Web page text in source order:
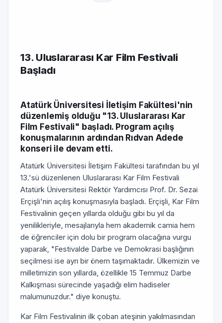
13. Uluslararası Kar Film Festivali
Başladı
Atatürk Üniversitesi İletişim Fakültesi'nin
düzenlemiş olduğu "13. Uluslararası Kar
Film Festivali" başladı. Program açılış
konuşmalarının ardından Rıdvan Adede
konseri ile devam etti.
Atatürk Üniversitesi İletişim Fakültesi tarafından bu yıl
13.'sü düzenlenen Uluslararası Kar Film Festivali
Atatürk Üniversitesi Rektör Yardımcısı Prof. Dr. Sezai
Erçişli'nin açılış konuşmasıyla başladı. Erçişli, Kar Film
Festivalinin geçen yıllarda olduğu gibi bu yıl da
yenilikleriyle, mesajlarıyla hem akademik camia hem
de öğrenciler için dolu bir program olacağına vurgu
yaparak, "Festivalde Darbe ve Demokrasi başlığının
seçilmesi ise ayrı bir önem taşımaktadır. Ülkemizin ve
milletimizin son yıllarda, özellikle 15 Temmuz Darbe
Kalkışması sürecinde yaşadığı elim hadiseler
malumunuzdur." diye konuştu.
Kar Film Festivalinin ilk çoban ateşinin yakılmasından